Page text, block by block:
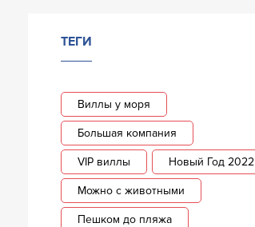
ТЕГИ
Виллы у моря
Большая компания
VIP виллы Новый Год 2022
Можно с животными
Пешком до пляжа